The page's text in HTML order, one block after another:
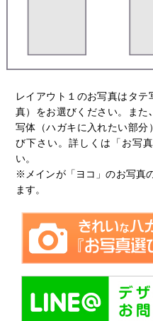
レイアウト１のお写真はタ
真）をお選びください。また
写体（ハガキに入れたい部分
び下さい。詳しくは
「お写
い。
※メインが「ヨコ」のお写真
ます。